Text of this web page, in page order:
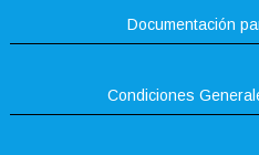
Documentación
Condiciones